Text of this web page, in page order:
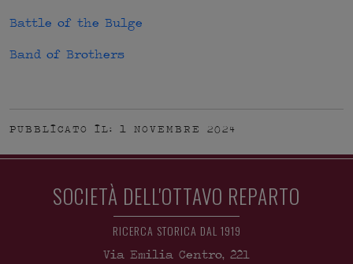
Battle of the Bulge
Band of Brothers
PUBBLICATO IL: 1 NOVEMBRE 2024
SOCIETÀ DELL'OTTAVO REPARTO
RICERCA STORICA DAL 1919
Via Emilia Centro, 221